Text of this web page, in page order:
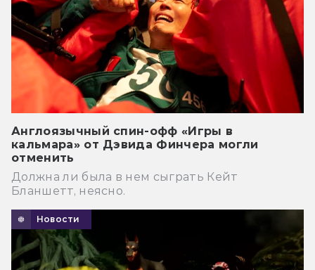
Англоязычный спин-офф «Игры в
кальмара» от Дэвида Финчера могли
отменить
Должна ли была в нем сыграть Кейт
Бланшетт, неясно.
Новости